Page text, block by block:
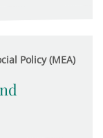
Policy (MEA)